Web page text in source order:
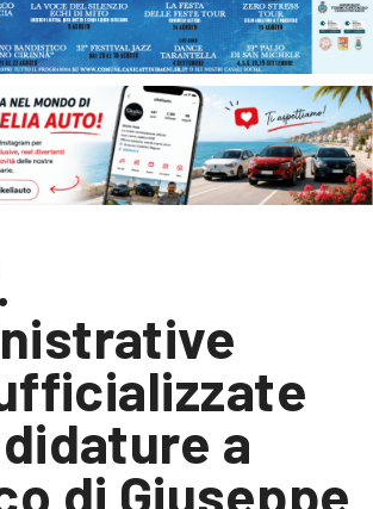
a
di Giuseppe